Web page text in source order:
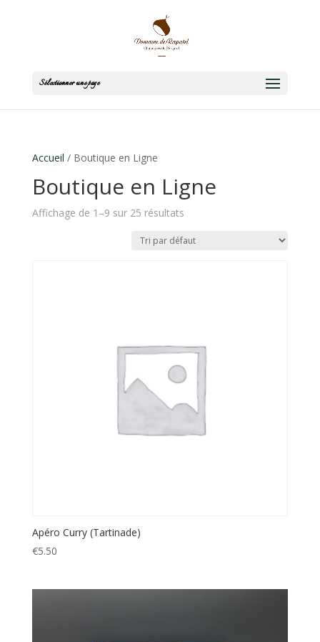
Sélectionner une page
Accueil / Boutique en Ligne
Boutique en Ligne
Affichage de 1–9 sur 25 résultats
Apéro Curry (Tartinade)
€5.50